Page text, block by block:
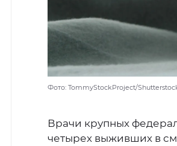
Фото: TommyStockProject/
Врачи крупных
четырех выживших в